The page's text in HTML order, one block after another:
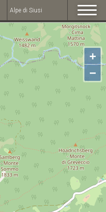
Alpe di Siusi
+
−